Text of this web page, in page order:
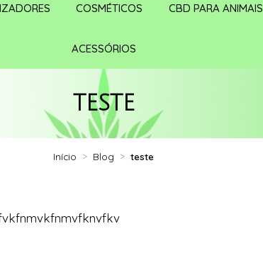
COSMÉTICOS CBD PARA ANIMAIS
ACESSÓRIOS
TESTE
Início Blog teste